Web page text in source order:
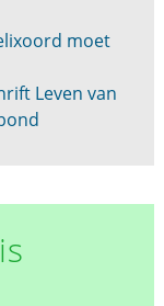
moet
Leven van